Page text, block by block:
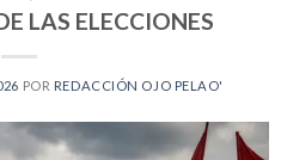
LAS ELECCIONES
POR REDACCIÓN OJO PELAO'